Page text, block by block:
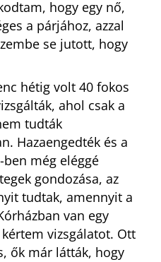
hogy egy nő,
a párjához, azzal
se jutott, hogy
hétig volt 40 fokos
ahol csak a
tudták
Hazaengedték és a
még eléggé
gondozása, az
tudtak, amennyit a
van egy
vizsgálatot. Ott
ők már látták, hogy